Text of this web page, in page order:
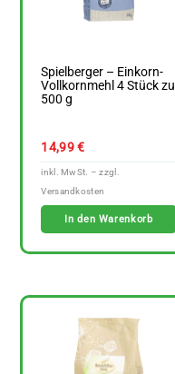
Spielberger – Einkorn-
Vollkornmehl 4 Stück zu
500 g
14,99€
In den Warenkorb